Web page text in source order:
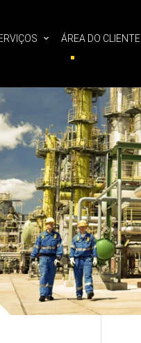
ÁREA DO CLIENTE